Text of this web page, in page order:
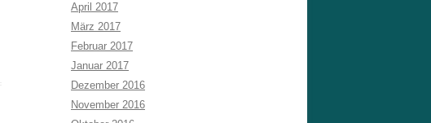
April 2017
März 2017
Februar 2017
Januar 2017
Dezember 2016
November 2016